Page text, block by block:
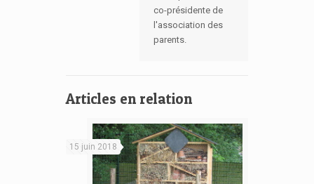
co-présidente de
l'association des
parents.
Articles en relation
15 juin 2018